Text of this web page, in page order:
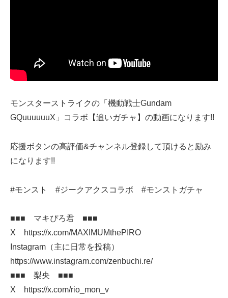
モンスターストライクの「機動戦士Gundam
GQuuuuuuX」コラボ【追いガチャ】の動画になります!!
応援ボタンの高評価&チャンネル登録して頂けると励み
になります!!
#モンスト #ジークアクスコラボ #モンストガチャ
■■■ マキぴろ君 ■■■
X https://x.com/MAXIMUMthePIRO
Instagram（主に日常を投稿）
https://www.instagram.com/zenbuchi.re/
■■■ 梨央 ■■■
X https://x.com/rio_mon_v